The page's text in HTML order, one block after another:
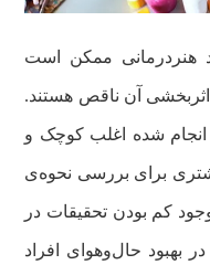
هنردرمانی ممکن است
اثربخشی آن ناقص هستند.
انجام شده اغلب کوچک و
برای بررسی نحوه‌ی
کم بودن تحقیقات در
در بهبود حال‌وهوای افراد